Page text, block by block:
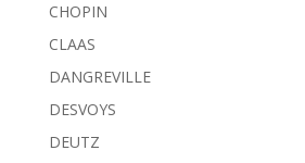
CHOPIN
CLAAS
DANGREVILLE
DESVOYS
DEUTZ